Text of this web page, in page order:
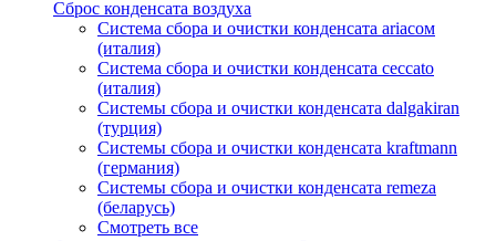
Сброс конденсата воздуха
Система сбора и очистки конденсата ariacом
(италия)
Система сбора и очистки конденсата ceccato
(италия)
Системы сбора и очистки конденсата dalgakiran
(турция)
Системы сбора и очистки конденсата kraftmann
(германия)
Системы сбора и очистки конденсата remeza
(беларусь)
Смотреть все